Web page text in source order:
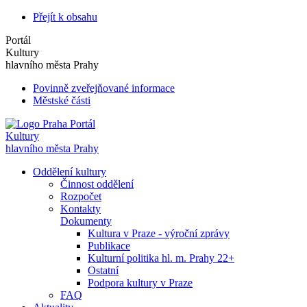
Přejít k obsahu
Portál
Kultury
hlavního města Prahy
Povinně zveřejňované informace
Městské části
Portál
Kultury
hlavního města Prahy
Oddělení kultury
Činnost oddělení
Rozpočet
Kontakty
Dokumenty
Kultura v Praze - výroční zprávy
Publikace
Kulturní politika hl. m. Prahy 22+
Ostatní
Podpora kultury v Praze
FAQ